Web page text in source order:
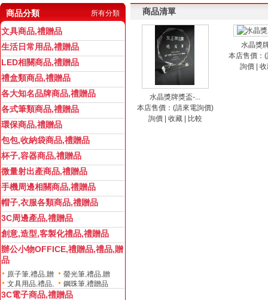
商品分類 所有分類
文具商品,禮贈品
生活日常用品,禮贈品
LED相關商品,禮贈品
禮盒類商品,禮贈品
各大知名品牌商品,禮贈品
各式筆類商品,禮贈品
環保商品,禮贈品
包包,收納袋商品,禮贈品
杯子,容器商品,禮贈品
微量射出產商品,禮贈品
手機周邊相關商品,禮贈品
帽子,衣服各類商品,禮贈品
3C周邊產品,禮贈品
創意,造型,客製化禮品,禮贈品
辦公小物OFFICE,禮贈品,禮品,贈
品
原子筆,禮品,贈
品,禮贈品
螢光筆,禮品,贈
品,禮贈品
文具用品,禮品,
贈品,禮贈品,促銷
鋼珠筆,禮贈品
3C電子商品,禮贈品
商品清單
水晶獎牌獎盃-...
本店售價：(請來電詢價)
詢價
收藏 比較
水晶獎
本店售價：
詢價